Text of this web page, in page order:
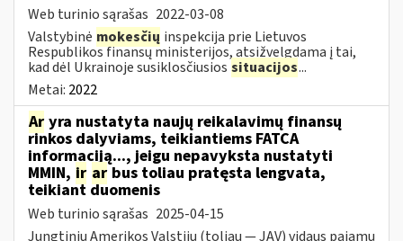
Web turinio sąrašas 2022-03-08
Valstybinė mokesčių inspekcija prie Lietuvos
Respublikos finansų ministerijos, atsižvelgdama į tai,
kad dėl Ukrainoje susiklosčiusios situacijos...
Metai: 2022
Ar yra nustatyta naujų reikalavimų finansų
rinkos dalyviams, teikiantiems FATCA
informaciją..., jeigu nepavyksta nustatyti
MMIN, ir ar bus toliau pratęsta lengvata,
teikiant duomenis
Web turinio sąrašas 2025-04-15
Jungtinių Amerikos Valstijų (toliau — JAV) vidaus pajamų